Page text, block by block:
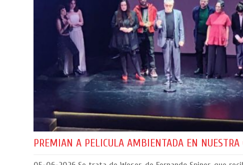
PREMIAN A PELICULA AMBIENTADA EN